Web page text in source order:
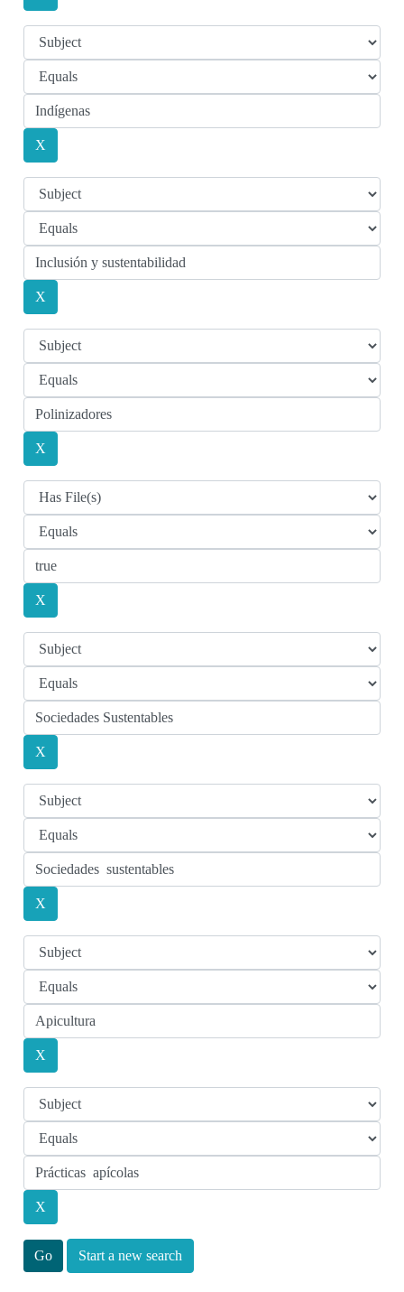
Start a new search